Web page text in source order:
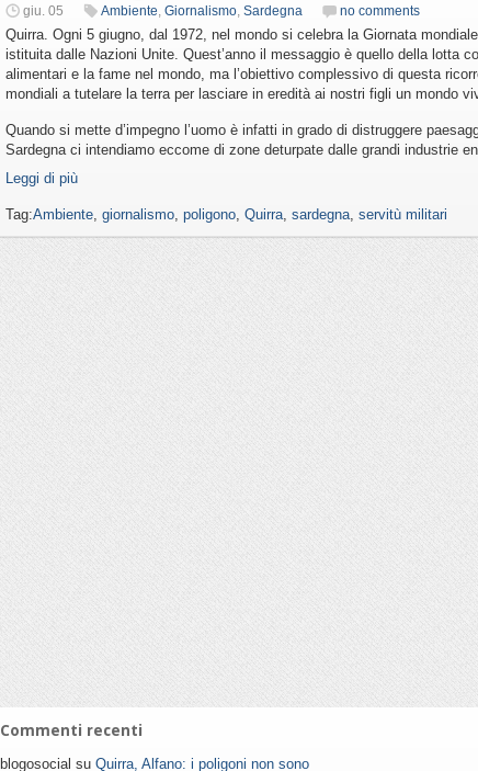
giu. 05 Ambiente, Giornalismo, Sardegna no comments
Quirra. Ogni 5 giugno, dal 1972, nel mondo si celebra la Giornata
istituita dalle Nazioni Unite. Quest’anno il messaggio è quello della lotta
alimentari e la fame nel mondo, ma l’obiettivo complessivo di questa
mondiali a tutelare la terra per lasciare in eredità ai nostri figli un mondo
Quando si mette d’impegno l’uomo è infatti in grado di distruggere
Sardegna ci intendiamo eccome di zone deturpate dalle grandi industrie
Leggi di più
Tag:Ambiente, giornalismo, poligono, Quirra, sardegna, servitù militari
Commenti recenti
blogosocial su Quirra, Alfano: i poligoni non sono